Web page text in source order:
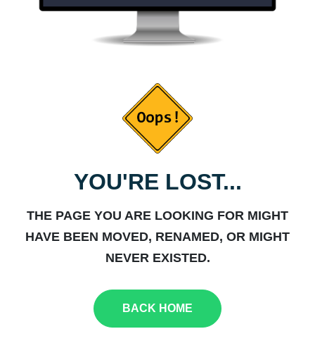
YOU'RE LOST...
THE PAGE YOU ARE LOOKING FOR MIGHT
HAVE BEEN MOVED, RENAMED, OR MIGHT
NEVER EXISTED.
BACK HOME